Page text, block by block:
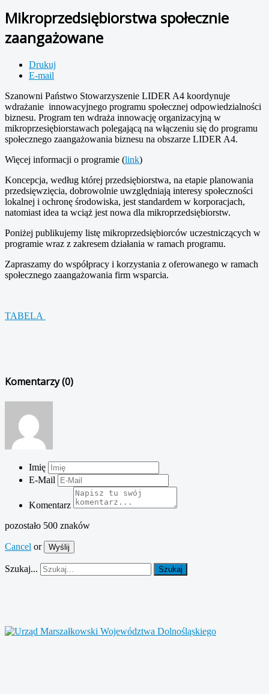
Mikroprzedsiębiorstwa społecznie
zaangażowane
Drukuj
E-mail
Szanowni Państwo Stowarzyszenie LIDER A4 koordynuje
wdrażanie innowacyjnego programu społecznej odpowiedzialności
biznesu. Program ten wdraża innowację organizacyjną w
mikroprzesiębiorstawach polegającą na włączeniu się do programu
społecznego zaangażowania biznesu na obszarze LIDER A4.
Więcej informacji o programie (link)
Koncepcja, według której przedsiębiorstwa, na etapie planowania
przedsięwzięcia, dobrowolnie uwzględniają interesy społeczności
lokalnej i ochronę środowiska, jest standardem w korporacjach,
natomiast idea ta wciąż jest nowa dla mikroprzedsiębiorstw.
Poniżej publikujemy listę mikroprzedsiębiorców uczestniczących w
programie wraz z zakresem działania w ramach programu.
Zapraszamy do współpracy i korzystania z oferowanego w ramach
społecznego zaangażowania firm wsparcia.
TABELA
Komentarzy (0)
Imię
E-Mail
Komentarz
pozostało 500 znaków
Cancel or Wyślij
Szukaj... Szukaj